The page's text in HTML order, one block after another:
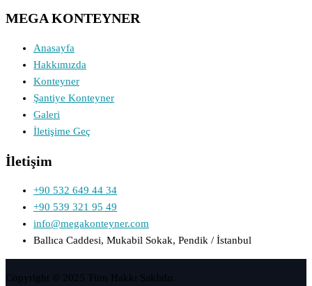
MEGA KONTEYNER
Anasayfa
Hakkımızda
Konteyner
Şantiye Konteyner
Galeri
İletişime Geç
İletişim
+90 532 649 44 34
+90 539 321 95 49
info@megakonteyner.com
Ballıca Caddesi, Mukabil Sokak, Pendik / İstanbul
Copyright © 2025 Tüm Hakkı Saklıdır.